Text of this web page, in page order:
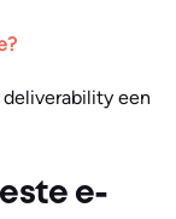
een
e-